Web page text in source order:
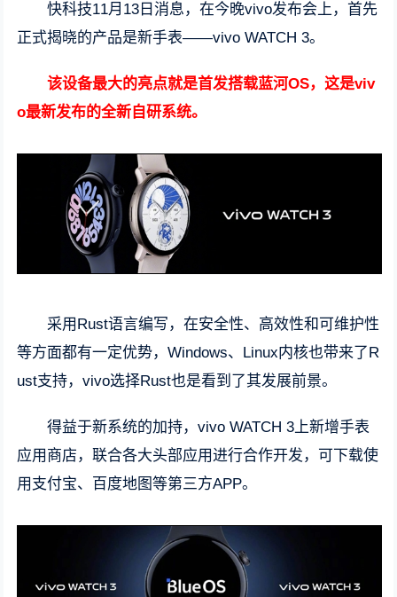
快科技11月13日消息，在今晚vivo发布会上，首先
正式揭晓的产品是新手表——vivo WATCH 3。
该设备最大的亮点就是首发搭载蓝河OS，这是viv
o最新发布的全新自研系统。
采用Rust语言编写，在安全性、高效性和可维护性
等方面都有一定优势，Windows、Linux内核也带来了R
ust支持，vivo选择Rust也是看到了其发展前景。
得益于新系统的加持，vivo WATCH 3上新增手表
应用商店，联合各大头部应用进行合作开发，可下载使
用支付宝、百度地图等第三方APP。